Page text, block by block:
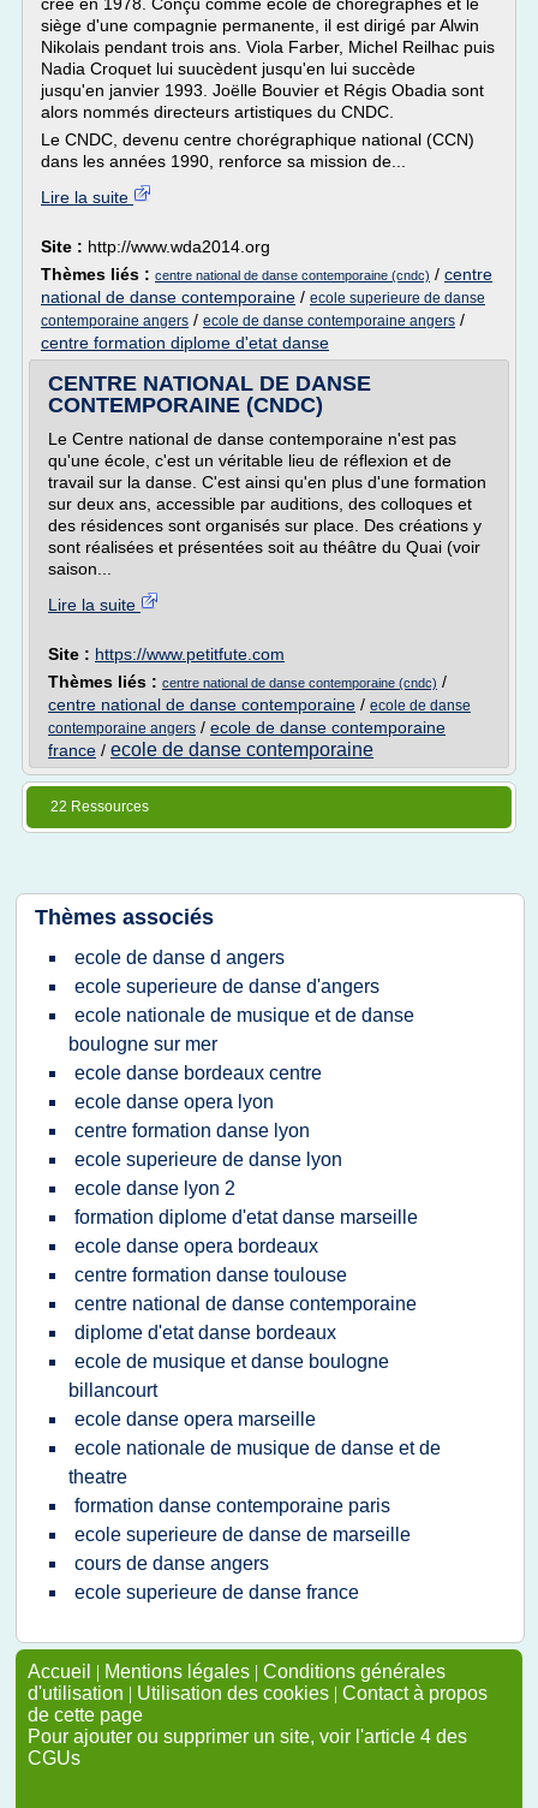
siège d'une compagnie permanente, il est dirigé par Alwin
Nikolais pendant trois ans. Viola Farber, Michel Reilhac puis
Nadia Croquet lui suucèdent jusqu'en lui succède
jusqu'en janvier 1993. Joëlle Bouvier et Régis Obadia sont
alors nommés directeurs artistiques du CNDC.
Le CNDC, devenu centre chorégraphique national (CCN)
dans les années 1990, renforce sa mission de...
Lire la suite
Site : http://www.wda2014.org
Thèmes liés : centre national de danse contemporaine (cndc) / centre
national de danse contemporaine / ecole superieure de danse
contemporaine angers / ecole de danse contemporaine angers /
centre formation diplome d'etat danse
CENTRE NATIONAL DE DANSE
CONTEMPORAINE (CNDC)
Le Centre national de danse contemporaine n'est pas
qu'une école, c'est un véritable lieu de réflexion et de
travail sur la danse. C'est ainsi qu'en plus d'une formation
sur deux ans, accessible par auditions, des colloques et
des résidences sont organisés sur place. Des créations y
sont réalisées et présentées soit au théâtre du Quai (voir
saison...
Lire la suite
Site : https://www.petitfute.com
Thèmes liés : centre national de danse contemporaine (cndc) /
centre national de danse contemporaine / ecole de danse
contemporaine angers / ecole de danse contemporaine
france / ecole de danse contemporaine
22 Ressources
Thèmes associés
ecole de danse d angers
ecole superieure de danse d'angers
ecole nationale de musique et de danse
boulogne sur mer
ecole danse bordeaux centre
ecole danse opera lyon
centre formation danse lyon
ecole superieure de danse lyon
ecole danse lyon 2
formation diplome d'etat danse marseille
ecole danse opera bordeaux
centre formation danse toulouse
centre national de danse contemporaine
diplome d'etat danse bordeaux
ecole de musique et danse boulogne
billancourt
ecole danse opera marseille
ecole nationale de musique de danse et de
theatre
formation danse contemporaine paris
ecole superieure de danse de marseille
cours de danse angers
ecole superieure de danse france
Accueil | Mentions légales | Conditions générales
d'utilisation | Utilisation des cookies | Contact à propos
de cette page
Pour ajouter ou supprimer un site, voir l'article 4 des
CGUs